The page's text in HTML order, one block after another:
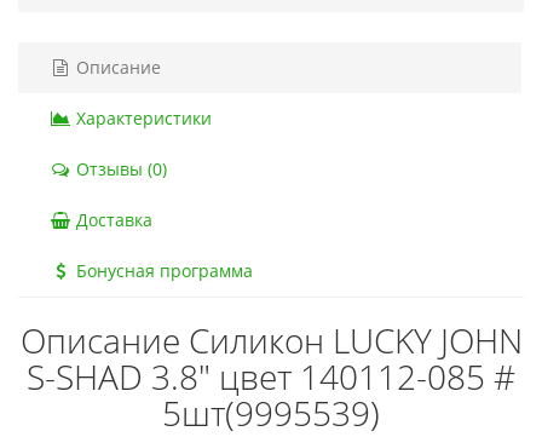
Описание
Характеристики
Отзывы (0)
Доставка
Бонусная программа
Описание Силикон LUCKY JOHN
S-SHAD 3.8" цвет 140112-085 #
5шт(9995539)